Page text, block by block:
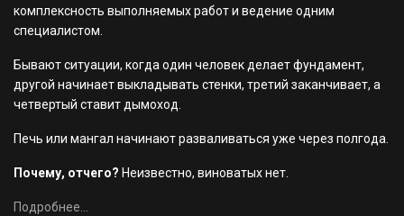
комплексность выполняемых работ и ведение одним
специалистом.
Бывают ситуации, когда один человек делает фундамент,
другой начинает выкладывать стенки, третий заканчивает, а
четвертый ставит дымоход.
Печь или мангал начинают разваливаться уже через полгода.
Почему, отчего? Неизвестно, виноватых нет.
Подробнее...